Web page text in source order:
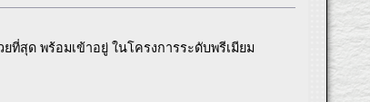
ที่สุด พร้อมเข้าอยู่ ในโครงการระดับพรีเมียม